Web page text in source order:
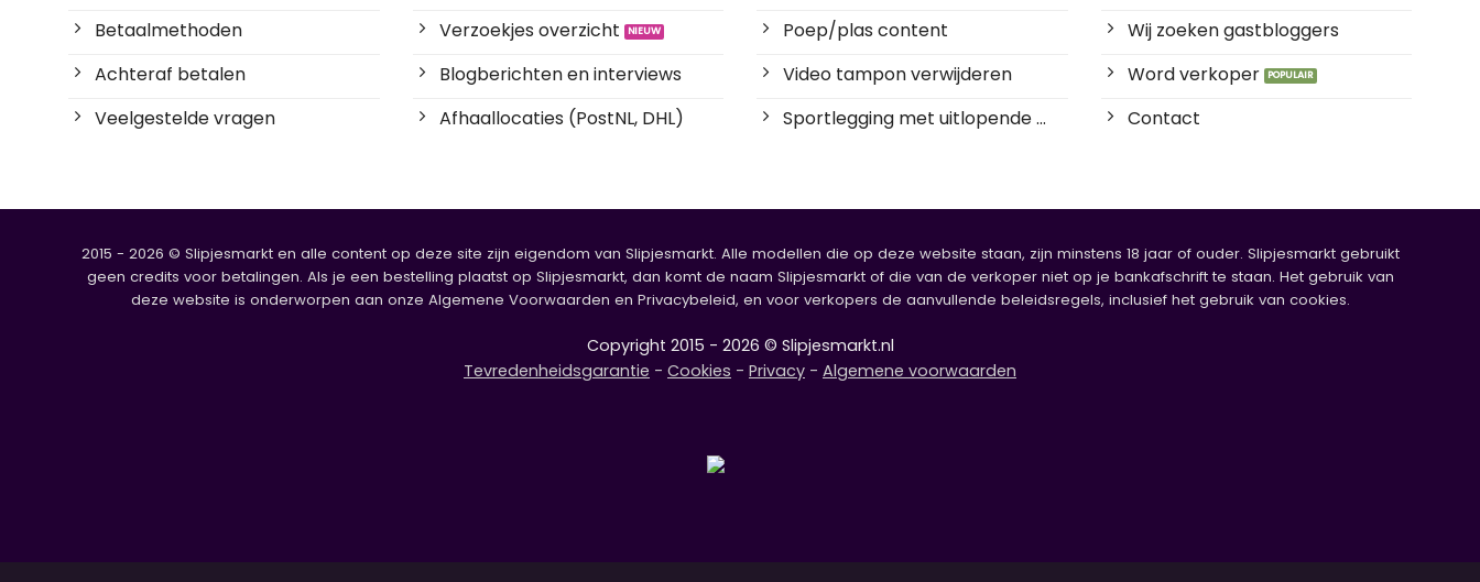
Betaalmethoden
Achteraf betalen
Veelgestelde vragen
Verzoekjes overzicht
Blogberichten en interviews
Afhaallocaties (PostNL, DHL)
Poep/plas content
Video tampon verwijderen
Sportlegging met uitlopende ...
Wij zoeken gastbloggers
Word verkoper
Contact
2015 - 2026 © Slipjesmarkt en alle content op deze site zijn eigendom van Slipjesmarkt. Alle modellen die op deze website staan, zijn minstens 18 jaar of ouder. Slipjesmarkt gebruikt
geen credits voor betalingen. Als je een bestelling plaatst op Slipjesmarkt, dan komt de naam Slipjesmarkt of die van de verkoper niet op je bankafschrift te staan. Het gebruik van
deze website is onderworpen aan onze Algemene Voorwaarden en Privacybeleid, en voor verkopers de aanvullende beleidsregels, inclusief het gebruik van cookies.
Copyright 2015 - 2026 © Slipjesmarkt.nl
Tevredenheidsgarantie - Cookies - Privacy - Algemene voorwaarden